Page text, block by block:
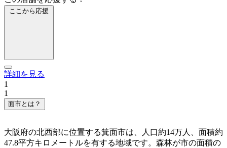
ここから応援
詳細を見る
1
1
面市とは？
大阪府の北西部に位置する箕面市は、人口約14万人、面積約
47.8平方キロメートルを有する地域です。森林が市の面積の